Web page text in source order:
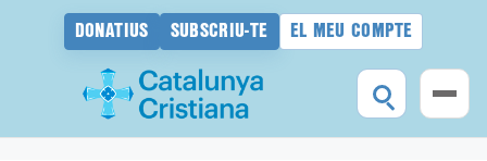
DONATIUS SUBSCRIU-TE EL MEU COMPTE